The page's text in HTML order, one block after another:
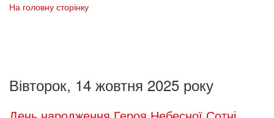
На головну сторінку
Вівторок, 14 жовтня 2025 року